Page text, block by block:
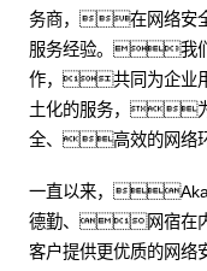
务商，在网络安全
服务经验。我们
作，共同为企业用
土化的服务，为
全、高效的网络
一直以来，
德勤、网宿在
客户提供更优质的网